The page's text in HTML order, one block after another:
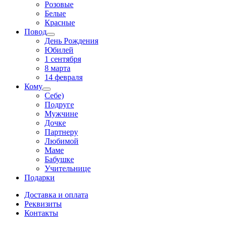
Розовые
Белые
Красные
Повод
День Рождения
Юбилей
1 сентября
8 марта
14 февраля
Кому
Себе)
Подруге
Мужчине
Дочке
Партнеру
Любимой
Маме
Бабушке
Учительнице
Подарки
Доставка и оплата
Реквизиты
Контакты